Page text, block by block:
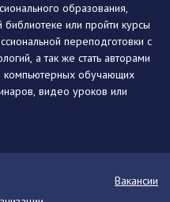
образования,
или пройти курсы
переподготовки с
а так же стать авторами
компьютерных обучающих
видео уроков или
Вакансии